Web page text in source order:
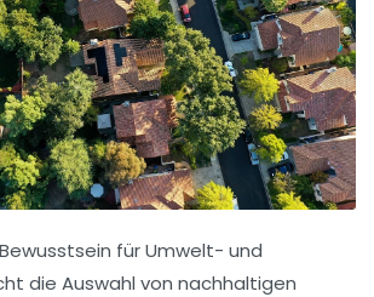
für Umwelt- und
die Auswahl von nachhaltigen